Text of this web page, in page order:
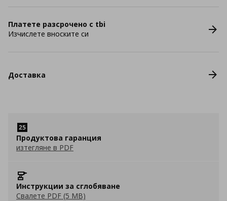
Платете разсрочено с tbi
Изчислете вноските си
Доставка
Продуктова гаранция
изтегляне в PDF
Инструкции за сглобяване
Свалете PDF (5 MB)